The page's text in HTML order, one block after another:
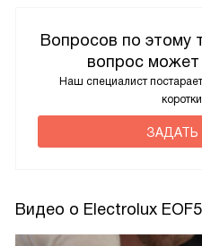
Вопросов по этому
вопрос
Наш специалист
Видео о Electrolux